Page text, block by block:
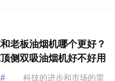
老板油烟机哪个更好？
侧双吸油烟机好不好用
科技的进步和市场的需